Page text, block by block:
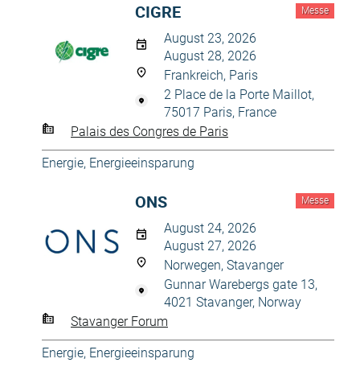
Messe
CIGRE
August 23, 2026
August 28, 2026
Frankreich, Paris
2 Place de la Porte Maillot,
75017 Paris, France
Palais des Congres de Paris
Energie, Energieeinsparung
Messe
ONS
August 24, 2026
August 27, 2026
Norwegen, Stavanger
Gunnar Warebergs gate 13,
4021 Stavanger, Norway
Stavanger Forum
Energie, Energieeinsparung